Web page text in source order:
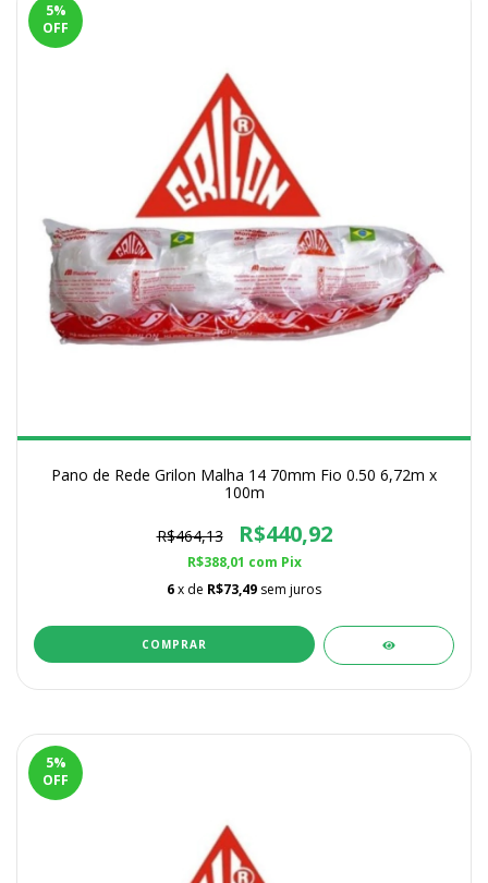
5%
OFF
Pano de Rede Grilon Malha 14 70mm Fio 0.50 6,72m x
100m
R$464,13 R$440,92
R$388,01 com Pix
6x de R$73,49 sem juros
5%
OFF